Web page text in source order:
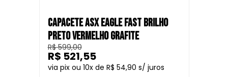
CAPACETE ASX EAGLE FAST BRILHO
PRETO VERMELHO GRAFITE
R$ 599,00
10
R$ 54,90
R$ 521,55